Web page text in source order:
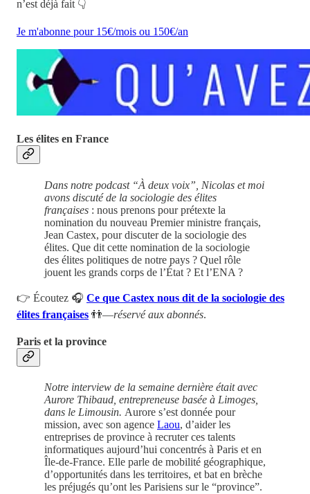
n’est déjà fait 👇
Je m'abonne pour 15€/mois ou 150€/an
Les élites en France
Dans notre podcast “À deux voix”, Nicolas et moi
avons discuté de la sociologie des élites
françaises : nous prenons pour prétexte la
nomination du nouveau Premier ministre français,
Jean Castex, pour discuter de la sociologie des
élites. Que dit cette nomination de la sociologie
des élites politiques de notre pays ? Quel rôle
jouent les grands corps de l’État ? Et l’ENA ?
👉 Écoutez 🎧 Ce que Castex nous dit de la sociologie des
élites françaises 👬—réservé aux abonnés.
Paris et la province
Notre interview de la semaine dernière était avec
Aurore Thibaud, entrepreneuse basée à Limoges,
dans le Limousin. Aurore s’est donnée pour
mission, avec son agence Laou, d’aider les
entreprises de province à recruter ces talents
informatiques aujourd’hui concentrés à Paris et en
Île-de-France. Elle parle de mobilité géographique,
d’opportunités dans les territoires, et bat en brèche
les préjugés qu’ont les Parisiens sur le “province”.